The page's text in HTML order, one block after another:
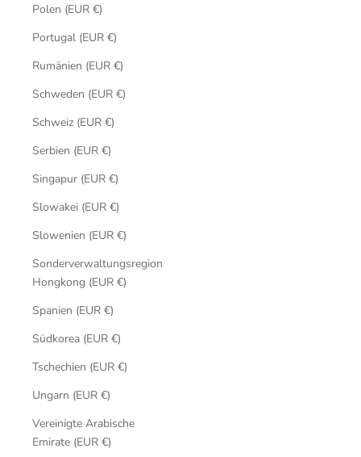
Polen (EUR €)
Portugal (EUR €)
Rumänien (EUR €)
Schweden (EUR €)
Schweiz (EUR €)
Serbien (EUR €)
Singapur (EUR €)
Slowakei (EUR €)
Slowenien (EUR €)
Sonderverwaltungsregion
Hongkong (EUR €)
Spanien (EUR €)
Südkorea (EUR €)
Tschechien (EUR €)
Ungarn (EUR €)
Vereinigte Arabische
Emirate (EUR €)